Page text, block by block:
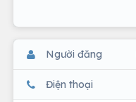
Người đăng
Điện thoại